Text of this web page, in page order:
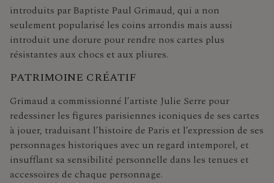
introduits par Baptiste Paul Grimaud, qui a non
seulement popularisé les coins arrondis mais aussi
introduit une dorure pour rendre nos cartes plus
résistantes aux chocs et aux pliures.
PATRIMOINE CRÉATIF
Grimaud a commissionné l’artiste Julie Serre pour
redessiner les figures parisiennes iconiques de ses cartes
à jouer, traduisant l’histoire de Paris et l’expression de ses
personnages historiques avec un regard intemporel, et
insufflant sa sensibilité personnelle dans les tenues et
accessoires de chaque personnage.